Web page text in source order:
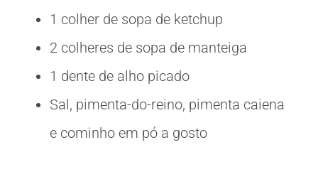
1 colher de sopa de ketchup
2 colheres de sopa de manteiga
1 dente de alho picado
Sal, pimenta-do-reino, pimenta caiena
e cominho em pó a gosto